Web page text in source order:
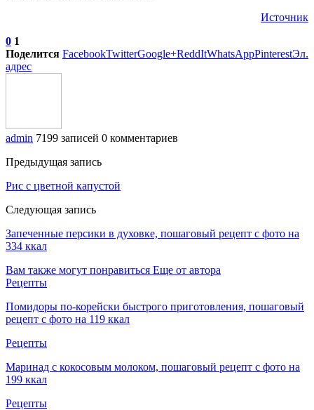
Источник
0 1
Поделится FacebookTwitterGoogle+ReddItWhatsAppPinterestЭл.
адрес
admin 7199 записей 0 комментариев
Предыдущая запись
Рис с цветной капустой
Следующая запись
Запеченные персики в духовке, пошаговый рецепт с фото на
334 ккал
Вам также могут понравиться Еще от автора
Рецепты
Помидоры по-корейски быстрого приготовления, пошаговый
рецепт с фото на 119 ккал
Рецепты
Маринад с кокосовым молоком, пошаговый рецепт с фото на
199 ккал
Рецепты